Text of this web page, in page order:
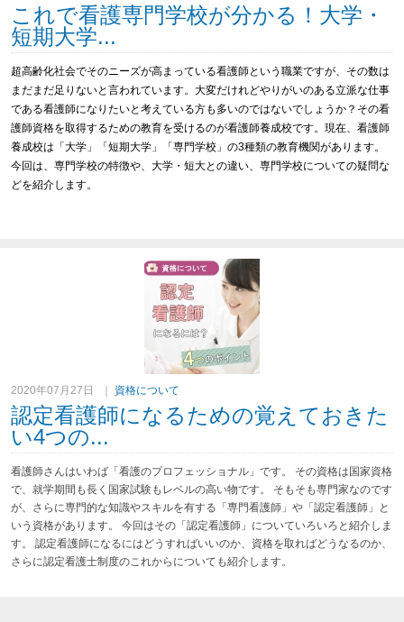
これで看護専門学校が分かる！大学・
短期大学...
超高齢化社会でそのニーズが高まっている看護師という職業ですが、その数は
まだまだ足りないと言われています。 大変だけれどやりがいのある立派な仕事
である看護師になりたいと考えている方も多いのではないでしょうか？ その看
護師資格を取得するための教育を受けるのが看護師養成校です。 現在、看護師
養成校は「大学」「短期大学」「専門学校」の3種類の教育機関があります。
今回は、専門学校の特徴や、大学・短大との違い、専門学校についての疑問な
どを紹介します。
2020年07月27日 ｜ 資格について
認定看護師になるための覚えておきた
い4つの...
看護師さんはいわば「看護のプロフェッショナル」です。 その資格は国家資格
で、就学期間も長く国家試験もレベルの高い物です。 そもそも専門家なのです
が、さらに専門的な知識やスキルを有する「専門看護師」や「認定看護師」と
いう資格があります。 今回はその「認定看護師」についていろいろと紹介しま
す。 認定看護師になるにはどうすればいいのか、資格を取ればどうなるのか、
さらに認定看護士制度のこれからについても紹介します。